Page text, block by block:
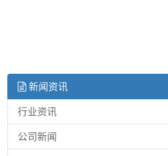
新闻资讯
行业资讯
公司新闻